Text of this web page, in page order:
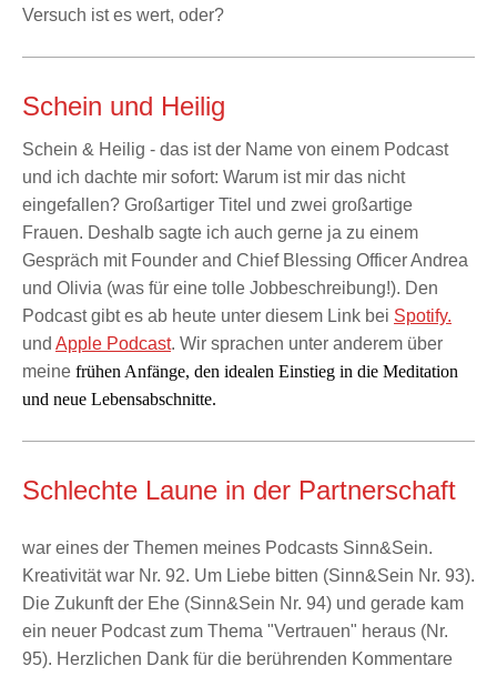
Versuch ist es wert, oder?
Schein und Heilig
Schein & Heilig - das ist der Name von einem Podcast
und ich dachte mir sofort: Warum ist mir das nicht
eingefallen? Großartiger Titel und zwei großartige
Frauen. Deshalb sagte ich auch gerne ja zu einem
Gespräch mit Founder and Chief Blessing Officer Andrea
und Olivia (was für eine tolle Jobbeschreibung!). Den
Podcast gibt es ab heute unter diesem Link bei Spotify.
und Apple Podcast. Wir sprachen unter anderem über
meine frühen Anfänge, den idealen Einstieg in die Meditation
und neue Lebensabschnitte.
Schlechte Laune in der Partnerschaft
war eines der Themen meines Podcasts Sinn&Sein.
Kreativität war Nr. 92. Um Liebe bitten (Sinn&Sein Nr. 93).
Die Zukunft der Ehe (Sinn&Sein Nr. 94) und gerade kam
ein neuer Podcast zum Thema "Vertrauen" heraus (Nr.
95). Herzlichen Dank für die berührenden Kommentare